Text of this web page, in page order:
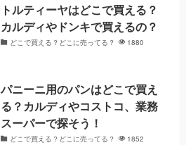
トルティーヤはどこで買える？
カルディやドンキで買えるの？
どこで買える？どこに売ってる？ 1880
パニーニ用のパンはどこで買え
る？カルディやコストコ、業務
スーパーで探そう！
どこで買える？どこに売ってる？ 1852